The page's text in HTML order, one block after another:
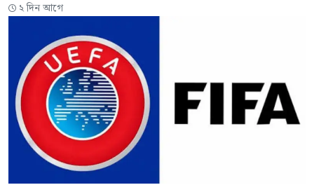
২ দিন আগে